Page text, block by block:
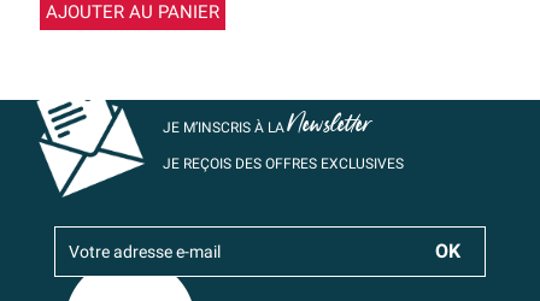
AJOUTER AU PANIER
JE M’INSCRIS À LANewsletter
JE REÇOIS DES OFFRES EXCLUSIVES